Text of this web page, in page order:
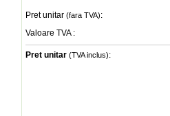
Pret unitar (fara TVA):
Valoare TVA :
Pret unitar (TVA inclus):